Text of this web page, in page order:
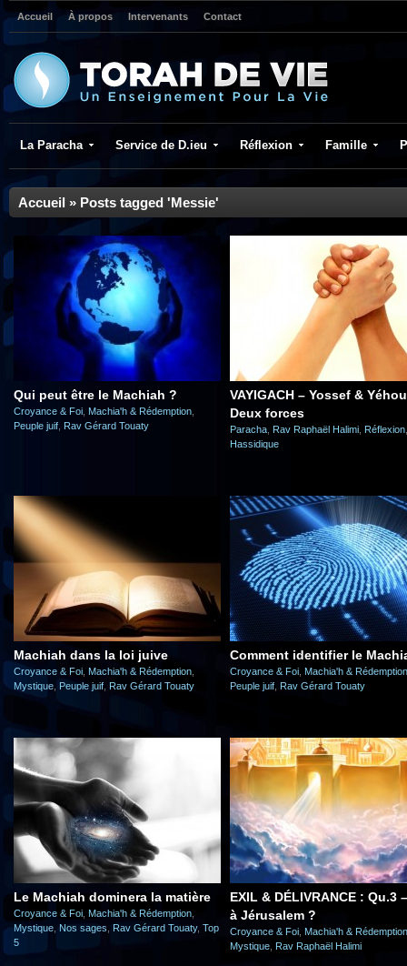
Accueil À propos Intervenants Contact
La Paracha Service de D.ieu Réflexion Famille
Accueil » Posts tagged 'Messie'
Qui peut être le Machiah ?
Croyance & Foi Machia'h & Rédemption
Peuple juif Rav Gérard Touaty
VAYIGACH – Yossef &
Deux forces
Paracha Rav Raphaël Halimi Réflexion
Hassidique
Machiah dans la loi juive
Croyance & Foi Machia'h & Rédemption
Mystique Peuple juif Rav Gérard Touaty
Comment identifier le
Croyance & Foi Machia'h & Rédemption
Peuple juif Rav Gérard Touaty
Le Machiah dominera la matière
Croyance & Foi Machia'h & Rédemption
Mystique Nos sages Rav Gérard Touaty, Top
5
EXIL & DÉLIVRANCE : Qu.3
à Jérusalem ?
Croyance & Foi Machia'h & Rédemption
Mystique Rav Raphaël Halimi